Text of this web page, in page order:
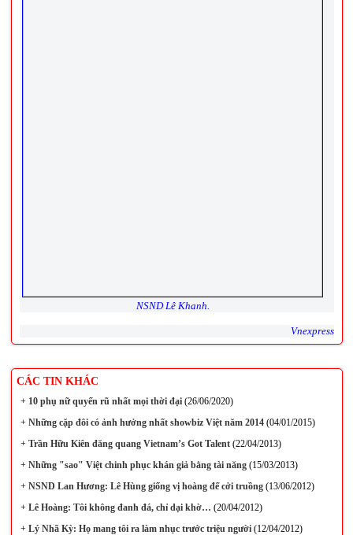
NSND Lê Khanh.
Vnexpress
CÁC TIN KHÁC
+10 phụ nữ quyến rũ nhất mọi thời đại(26/06/2020)
+Những cặp đôi có ảnh hưởng nhất showbiz Việt năm 2014(04/01/2015)
+Trần Hữu Kiên đăng quang Vietnam’s Got Talent(22/04/2013)
+Những "sao" Việt chinh phục khán giả bằng tài năng(15/03/2013)
+NSND Lan Hương: Lê Hùng giống vị hoàng đế cởi truồng(13/06/2012)
+Lê Hoàng: Tôi không đanh đá, chỉ dại khờ… (20/04/2012)
+Lý Nhã Kỳ: Họ mang tôi ra làm nhục trước triệu người(12/04/2012)